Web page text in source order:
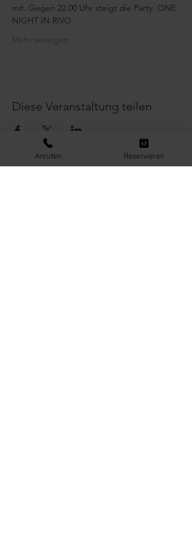
mit. Gegen 22.00 Uhr steigt die Party. ONE
NIGHT IN RIVO.
Mehr anzeigen
Diese Veranstaltung teilen
Anrufen Reservieren